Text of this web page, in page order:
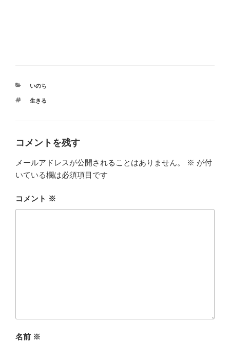
カ
ゴ
いのち
タ
生きる
コメントを残す
メールアドレスが公開されることはありません。 ※ が付
いている欄は必須項目です
コメント ※
名前 ※